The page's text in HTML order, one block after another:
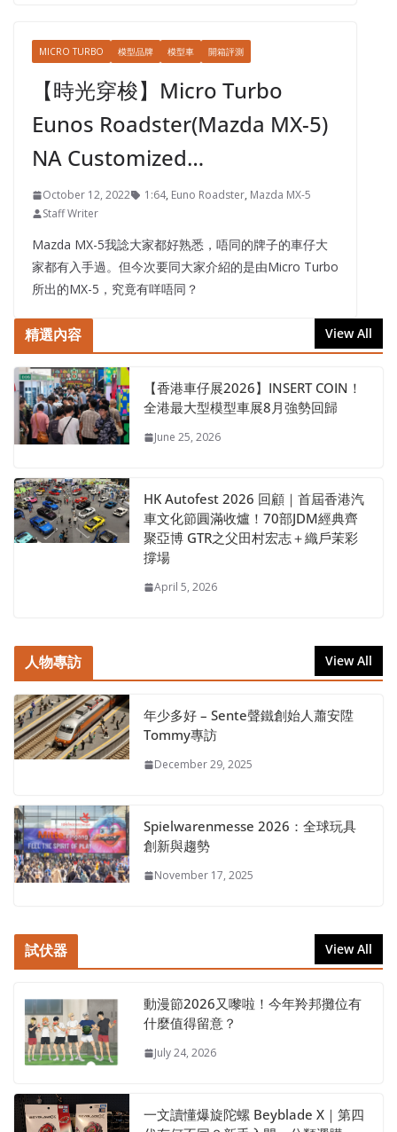
MICRO TURBO 模型品牌 模型車 開箱評測
【時光穿梭】Micro Turbo
Eunos Roadster(Mazda MX-5)
NA Customized…
October 12, 2022 1:64, Euno Roadster, Mazda MX-5
Staff Writer
Mazda MX-5我諗大家都好熟悉，唔同的牌子的車仔大
家都有入手過。但今次要同大家介紹的是由Micro Turbo
所出的MX-5，究竟有咩唔同？
精選內容 View All
【香港車仔展2026】INSERT COIN！
全港最大型模型車展8月強勢回歸
June 25, 2026
HK Autofest 2026 回顧｜首屆香港汽
車文化節圓滿收爐！70部JDM經典齊
聚亞博 GTR之父田村宏志＋織戶茉彩
撐場
April 5, 2026
人物專訪 View All
年少多好 – Sente聲鐵創始人蕭安陞
Tommy專訪
December 29, 2025
Spielwarenmesse 2026：全球玩具
創新與趨勢
November 17, 2025
試伏器 View All
動漫節2026又嚟啦！今年羚邦攤位有
什麼值得留意？
July 24, 2026
一文讀懂爆旋陀螺 Beyblade X｜第四